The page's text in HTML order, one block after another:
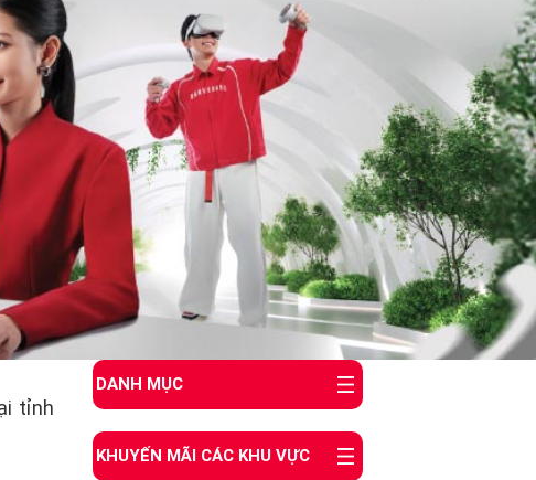
tỉnh
DANH MỤC
KHUYẾN MÃI CÁC KHU VỰC